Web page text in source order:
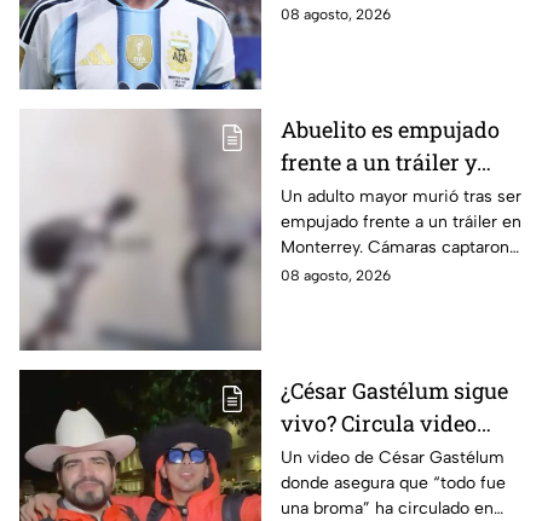
para buscar oportunidades
08 agosto, 2026
Abuelito es empujado
frente a un tráiler y
muere atropellado; el
agresor escapó |
IMÁGENES SENSIBLES
Un adulto mayor murió tras ser
empujado frente a un tráiler en
Monterrey. Cámaras captaron
el momento y autoridades
08 agosto, 2026
¿César Gastélum sigue
vivo? Circula video
donde afirma que “todo
fue una broma”
Un video de César Gastélum
donde asegura que “todo fue
una broma” ha circulado en